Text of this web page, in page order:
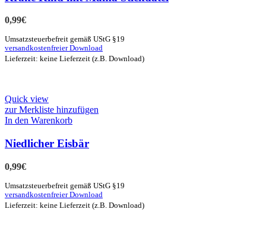
0,99€
Umsatzsteuerbefreit gemäß UStG §19
versandkostenfreier Download
Lieferzeit: keine Lieferzeit (z.B. Download)
Quick view
zur Merkliste hinzufügen
In den Warenkorb
Niedlicher Eisbär
0,99€
Umsatzsteuerbefreit gemäß UStG §19
versandkostenfreier Download
Lieferzeit: keine Lieferzeit (z.B. Download)